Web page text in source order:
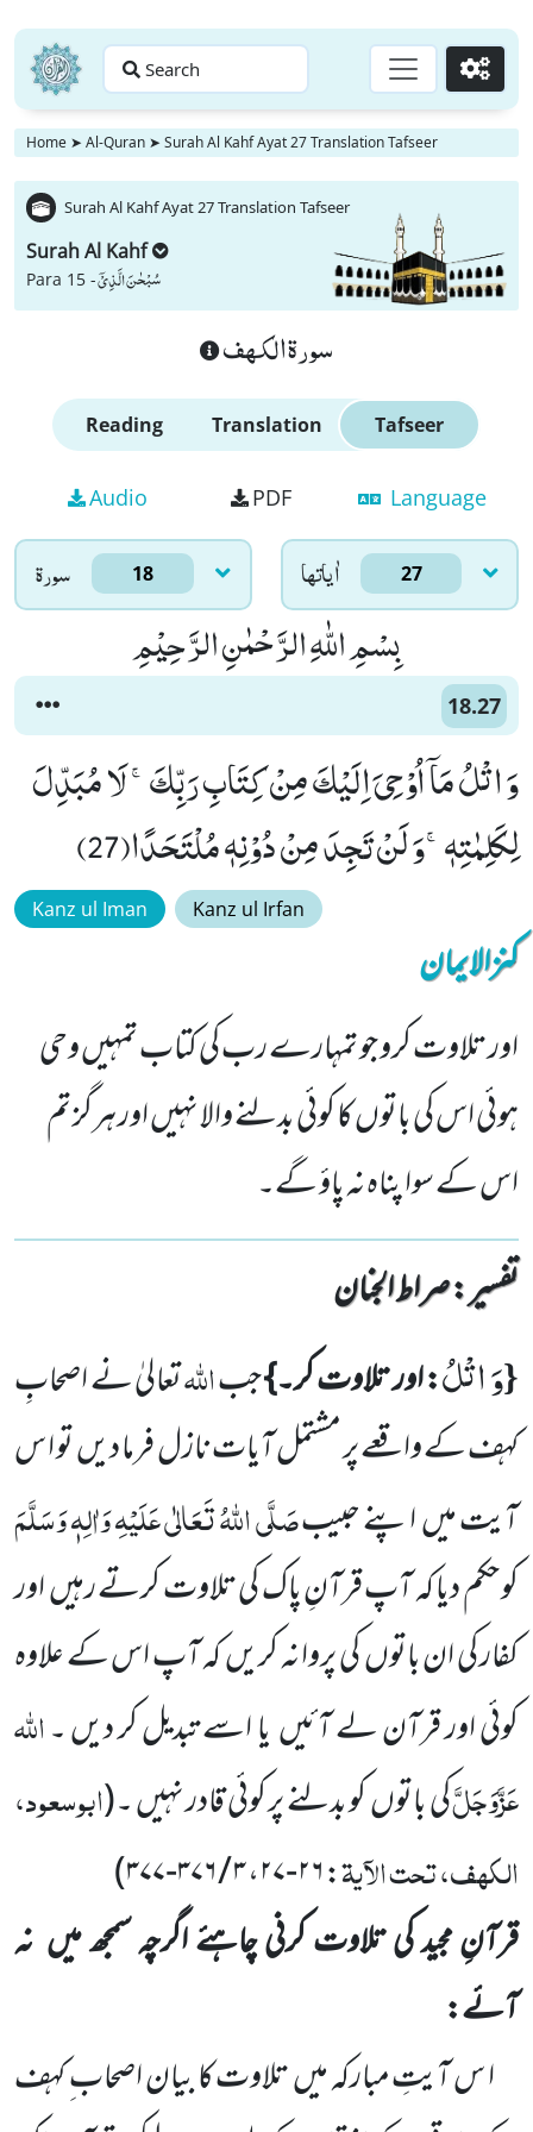
Search Go
Home ➤ Al-Quran ➤ Surah Al Kahf Ayat 27 Translation Tafseer
Surah Al Kahf Ayat 27 Translation Tafseer
Surah Al Kahf
Para 15 -سُبْحٰنَ الَّذِیْۤ
سورة الكهف
Reading Translation Tafseer
Audio PDF Language
سورۃ 18 اٰياتها 27
بِسْمِ اللّٰهِ الرَّحْمٰنِ الرَّحِیْمِ
18.27
وَ اتْلُ مَاۤ اُوْحِیَ اِلَیْكَ مِنْ كِتَابِ رَبِّكَۚ- لَا مُبَدِّلَ
لِكَلِمٰتِهٖۚ-وَ لَنْ تَجِدَ مِنْ دُوْنِهٖ مُلْتَحَدًا(27)
Kanz ul Iman Kanz ul Irfan
کنزالایمان
اور تلاوت کرو جو تمہارے رب کی کتاب تمہیں وحی
ہوئی اس کی باتوں کا کوئی بدلنے والا نہیں اور ہرگز تم
اس کے سوا پناہ نہ پاؤ گے۔
تفسیر : ‎صراط الجنان
{وَ اتْلُ: اور تلاوت کر۔}جباللّٰہتعالیٰ نے اصحابِ
کہف کے واقعے پر مشتمل آیات نازل فرما دیںتو ا س
آیت میںاپنےحبیبصَلَّی اللّٰہُ تَعَالٰی عَلَیْہِ وَاٰلِہٖ وَسَلَّمَ
کو حکم دیا کہ آپ قرآنِ پاک کی تلاوت کرتے رہیںاور
کفار کی ان باتوںکی پروا نہ کریںکہ آپ اس کے علاوہ
کوئی اور قرآن لے آئیںیا اسے تبدیل کر دیں ۔اللّٰہ
عَزَّوَجَلَّکی باتوںکو بدلنے پر کوئی قادر نہیں ۔(ابوسعود،
الکہف، تحت الآیۃ: ۲۶-۲۷، ۳ / ۳۷۶-۳۷۷
)
قرآنِ مجید کی تلاوت کرنی چاہئے اگرچہ سمجھ میں نہ
آئے:
ا س آیتِ مبارکہ میںتلاوت کا بیان اصحاب ِ کہف